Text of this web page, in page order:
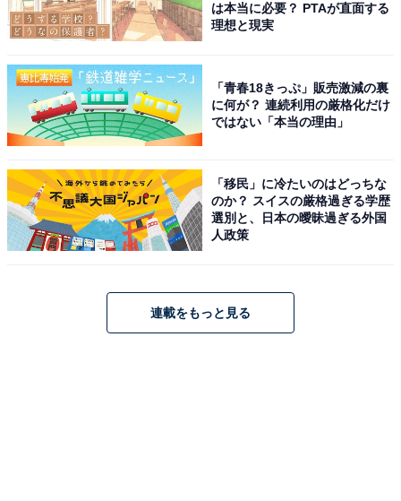
は本当に必要？ PTAが直面する
理想と現実
「青春18きっぷ」販売激減の裏
に何が？ 連続利用の厳格化だけ
ではない「本当の理由」
「移民」に冷たいのはどっちな
のか？ スイスの厳格過ぎる学歴
選別と、日本の曖昧過ぎる外国
人政策
連載をもっと見る